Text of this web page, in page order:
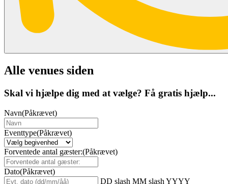
Alle venues siden
Skal vi hjælpe dig med at vælge? Få gratis hjælp...
Navn(Påkrævet)
Eventtype(Påkrævet)
Forventede antal gæster:(Påkrævet)
Dato(Påkrævet)
DD slash MM slash YYYY